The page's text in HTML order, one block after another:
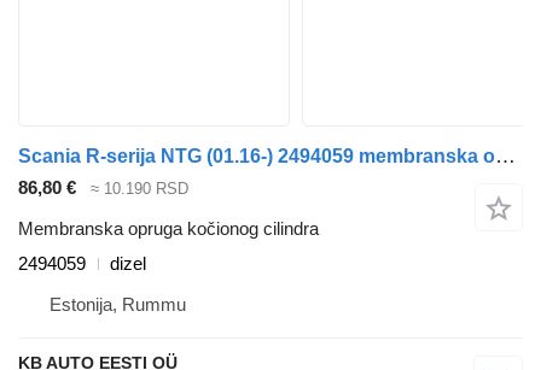
Scania R-seriјa NTG (01.16-) 2494059 membranska opruga kočionog cilindra za Scania R-Series NTG (01.16-) kamiona
86,80 € ≈ 10.190 RSD
Membranska opruga kočionog cilindra
2494059
dizel
Estonija, Rummu
KB AUTO EESTI OÜ